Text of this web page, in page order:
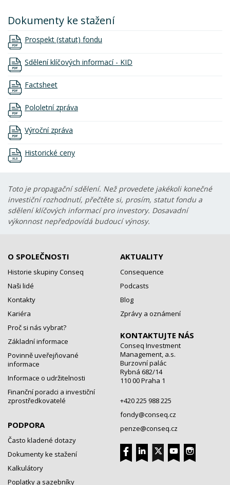
Dokumenty ke stažení
Prospekt (statut) fondu
Sdělení klíčových informací - KID
Factsheet
Pololetní zpráva
Výroční zpráva
Historické ceny
Toto je propagační sdělení. Než provedete jakékoli konečné
investiční rozhodnutí, přečtěte si, prosím, statut fondu a
sdělení klíčových informací pro investory. Dosavadní
výkonnost nepředpovídá budoucí výnosy.
O SPOLEČNOSTI
Historie skupiny Conseq
Naši lidé
Kontakty
Kariéra
Proč si nás vybrat?
Základní informace
Povinně uveřejňované
informace
Informace o udržitelnosti
Finanční poradci a investiční
zprostředkovatelé
PODPORA
Často kladené dotazy
Dokumenty ke stažení
Kalkulátory
Poplatky a sazebníky
AKTUALITY
Consequence
Podcasts
Blog
Zprávy a oznámení
KONTAKTUJTE NÁS
Conseq Investment
Management, a.s.
Burzovní palác
Rybná 682/14
110 00 Praha 1
+420 225 988 225
fondy@conseq.cz
penze@conseq.cz